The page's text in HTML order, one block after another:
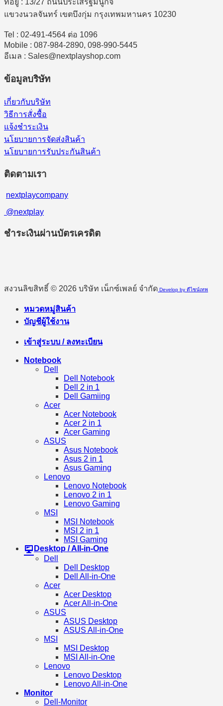
ที่อยู่ : 13/27 ถนนประเสริฐมนูกิจ
แขวงนวลจันทร์ เขตบึงกุ่ม กรุงเทพมหานคร 10230
Tel : 02-491-4564 ต่อ 1096
Mobile : 087-984-2890, 098-990-5445
อีเมล : Sales@nextplayshop.com
ข้อมูลบริษัท
เกี่ยวกับบริษัท
วิธีการสั่งซื้อ
แจ้งชำระเงิน
นโยบายการจัดส่งสินค้า
นโยบายการรับประกันสินค้า
ติดตามเรา
nextplaycompany
@nextplay
ชำระเงินผ่านบัตรเครดิต
สงวนลิขสิทธิ์ © 2026 บริษัท เน็กซ์เพลย์ จำกัด Develop by ดีไซน์เทพ
หมวดหมู่สินค้า
บัญชีผู้ใช้งาน
เข้าสู่ระบบ / ลงทะเบียน
Notebook
Dell
Dell Notebook
Dell 2 in 1
Dell Gamiing
Acer
Acer Notebook
Acer 2 in 1
Acer Gaming
ASUS
Asus Notebook
Asus 2 in 1
Asus Gaming
Lenovo
Lenovo Notebook
Lenovo 2 in 1
Lenovo Gaming
MSI
MSI Notebook
MSI 2 in 1
MSI Gaming
Desktop / All-in-One
Dell
Dell Desktop
Dell All-in-One
Acer
Acer Desktop
Acer All-in-One
ASUS
ASUS Desktop
ASUS All-in-One
MSI
MSI Desktop
MSI All-in-One
Lenovo
Lenovo Desktop
Lenovo All-in-One
Monitor
Dell-Monitor